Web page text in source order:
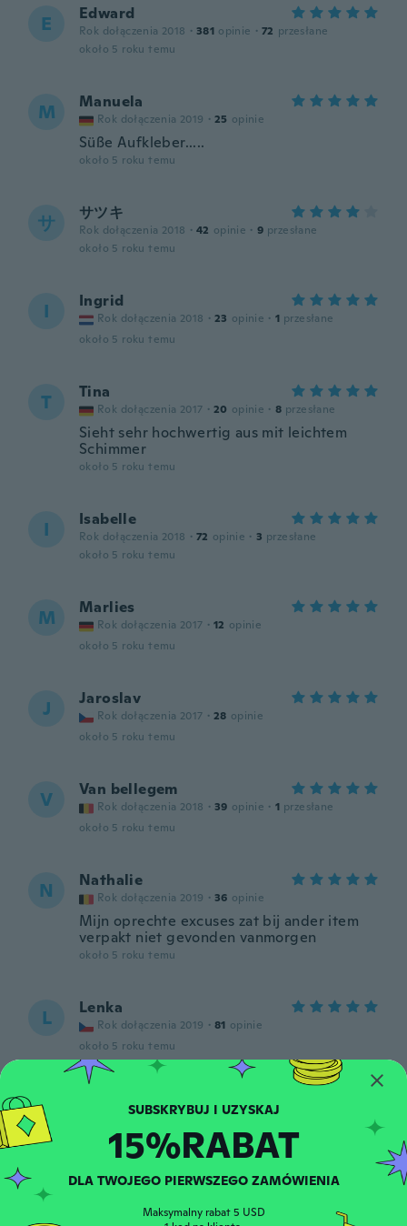
E Edward
Rok dołączenia 2018 · 381 opinie · 72 przesłane
około 5 roku temu
M Manuela
Rok dołączenia 2019 · 25 opinie
Süße Aufkleber.....
około 5 roku temu
サ サツキ
Rok dołączenia 2018 · 42 opinie · 9 przesłane
około 5 roku temu
I Ingrid
Rok dołączenia 2018 · 23 opinie · 1 przesłane
około 5 roku temu
T Tina
Rok dołączenia 2017 · 20 opinie · 8 przesłane
Sieht sehr hochwertig aus mit leichtem
Schimmer
około 5 roku temu
I Isabelle
Rok dołączenia 2018 · 72 opinie · 3 przesłane
około 5 roku temu
M Marlies
Rok dołączenia 2017 · 12 opinie
około 5 roku temu
J Jaroslav
Rok dołączenia 2017 · 28 opinie
około 5 roku temu
V Van bellegem
Rok dołączenia 2018 · 39 opinie · 1 przesłane
około 5 roku temu
N Nathalie
Rok dołączenia 2019 · 36 opinie
Mijn oprechte excuses zat bij ander item
verpakt niet gevonden vanmorgen
około 5 roku temu
L Lenka
Rok dołączenia 2019 · 81 opinie
około 5 roku temu
L Rok dołączenia 2016 · 20 opinie
około 5 roku temu
I Istvánné
Rok dołączenia 2017 39 opinie
15%RABAT
DLA TWOJEGO PIERWSZEGO ZAMÓWIENIA
Maksymalny rabat 5 USD